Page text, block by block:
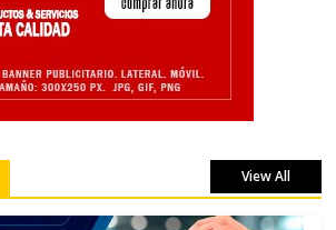
View All